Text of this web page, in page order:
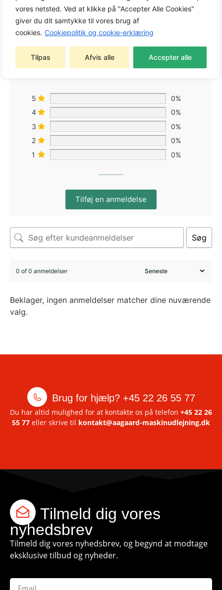
vores netsted. Ved at klikke på "Accepter Alle Cookies"
giver du dit samtykke til vores brug af
cookies. Cookiepolitik og cookie-erklæring
Tilpas Afvis alle Accepter alle
0,0
Baseret på 0 anmeldelser
5
0%
4
0%
3
0%
2
0%
1
0%
Tilføj en anmeldelse
Søg
0 of 0 anmeldelser
Beklager, ingen anmeldelser matcher dine nuværende
valg.
Brug for hjælp? +45 22 26 55 77
Du har altid mulighed for at kontakte os på telefon +45 22 26
55 77 eller skrive til kontakt@aagaard-maskinudlejning.dk
Tilmeld dig vores
nyhedsbrev
Tilmeld dig vores nyhedsbrev, og begynd at modtage
eksklusive tilbud og nyheder.